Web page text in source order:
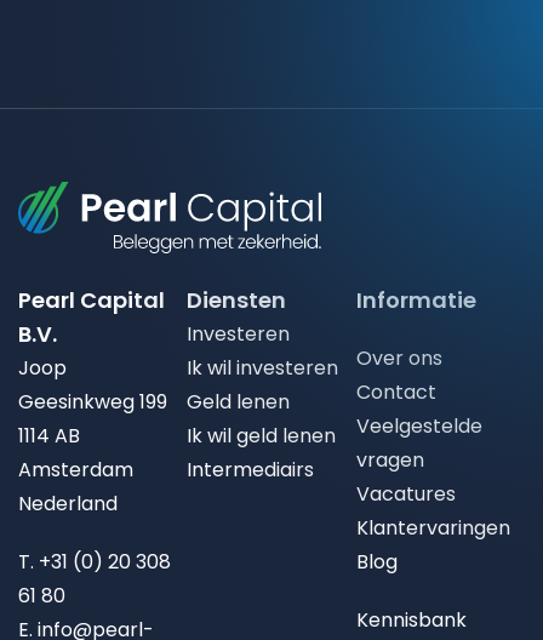
Pearl Capital
B.V.
Joop
Geesinkweg 199
1114 AB
Amsterdam
Nederland
T. +31 (0) 20 308
61 80
E. info@pearl-
Diensten
Investeren
Ik wil investeren
Geld lenen
Ik wil geld lenen
Intermediairs
Informatie
Over ons
Contact
Veelgestelde
vragen
Vacatures
Klantervaringen
Blog
Kennisbank